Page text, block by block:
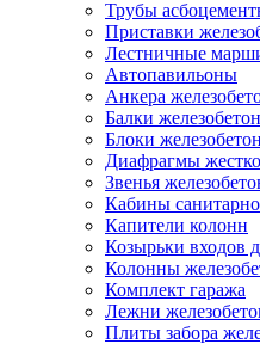
Трубы
Приставки
Лестничные
Автопавильоны
Анкера
Балки
Блоки
Диафрагмы
Звенья
Кабины
Капители колонн
Козырьки входов
Колонны
Комплект гаража
Лежни
Плиты забора